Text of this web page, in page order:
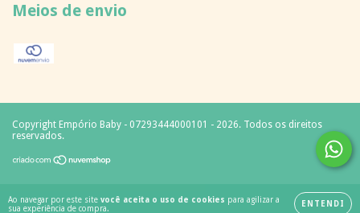
Ao navegar por este site você aceita o uso de cookies para agilizar a
sua experiência de compra.
ENTENDI
Meios de envio
Copyright Empório Baby - 07293444000101 - 2026. Todos os direitos
reservados.